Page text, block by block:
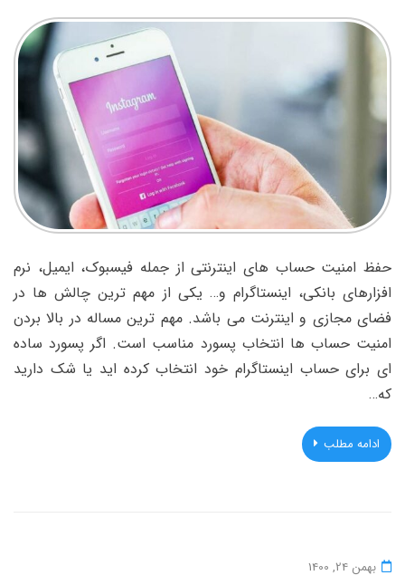
حفظ امنیت حساب های اینترنتی از جمله فیسبوک، ایمیل، نرم
افزارهای بانکی، اینستاگرام و… یکی از مهم ترین چالش ها در
فضای مجازی و اینترنت می باشد. مهم ترین مساله در بالا بردن
امنیت حساب ها انتخاب پسورد مناسب است. اگر پسورد ساده
ای برای حساب اینستاگرام خود انتخاب کرده اید یا شک دارید
که…
ادامه مطلب
بهمن 24, 1400